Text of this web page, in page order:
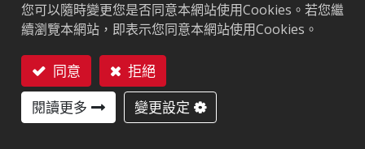
市場區隔
服飾 零售 物流及郵政
用戶記憶體:0/32 bits
您可以隨時變更您是否同意本網站使用Cookies。若您繼
續瀏覽本網站，即表示您同意本網站使用Cookies。
同意
拒絕
閱讀更多
變更設定